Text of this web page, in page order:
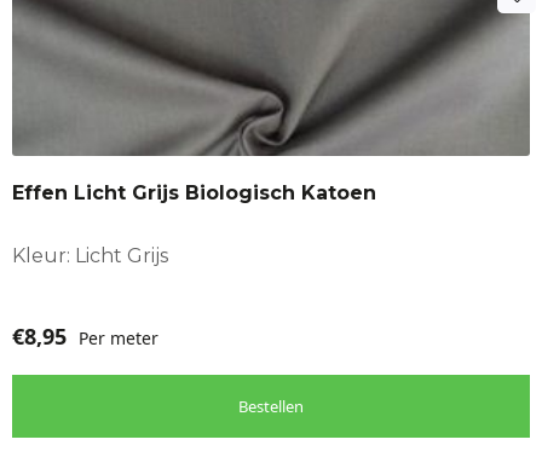
Effen Licht Grijs Biologisch Katoen
Kleur: Licht Grijs
€8,95 Per meter
Bestellen